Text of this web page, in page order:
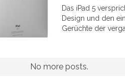
Das iPad 5
Design und den
Gerüchte der